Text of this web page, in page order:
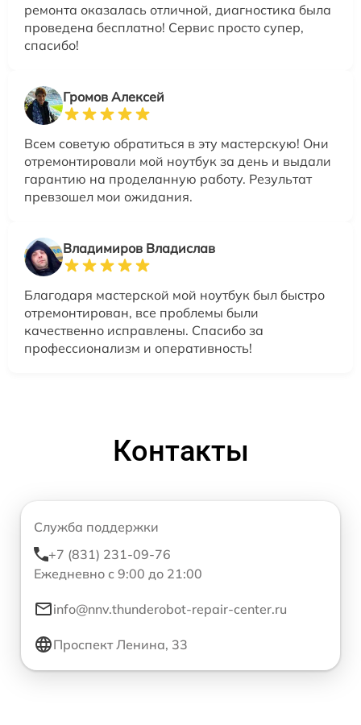
ремонта оказалась отличной, диагностика была
проведена бесплатно! Сервис просто супер,
спасибо!
Громов Алексей
Всем советую обратиться в эту мастерскую! Они
отремонтировали мой ноутбук за день и выдали
гарантию на проделанную работу. Результат
превзошел мои ожидания.
Владимиров Владислав
Благодаря мастерской мой ноутбук был быстро
отремонтирован, все проблемы были
качественно исправлены. Спасибо за
профессионализм и оперативность!
Контакты
Служба поддержки
+7 (831) 231-09-76
Ежедневно с 9:00 до 21:00
info@nnv.thunderobot-repair-center.ru
Проспект Ленина, 33